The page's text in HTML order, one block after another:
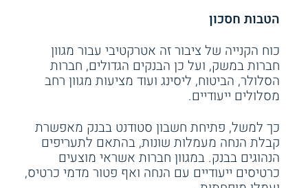
הטבות חסכון
כוח הקנייה של ציבור זה אטרקטיבי עבור מגוון
חברות במשק, ועל כן הבנקים הגדולים, חברות
הסלולר, הביטוח, ליסינג ועוד מציעות מגוון רחב
מסלולים ייעודיים.
כך למשל, פתיחת חשבון סטודנט בבנק מאפשרת
קבלת הנחה מעמלות שונות, בהתאם לתעריפים
הנהוגים בבנק. במגוון חברות אשראי מוצעים
כרטיסים ייעודיים עם הנחה ואף פטור מדמי כרטיס,